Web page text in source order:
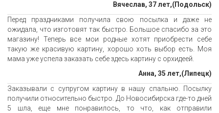
Вячеслав, 37 лет,(Подольск)
Перед праздниками получила свою посылка и даже не
ожидала, что изготовят так быстро. Большое спасибо за это
магазину! Теперь все мои родные хотят приобрести себе
такую же красивую картину, хорошо хоть выбор есть. Моя
мама уже успела заказать себе здесь картину с орхидеей.
Анна, 35 лет,(Липецк)
Заказывали с супругом картину в нашу спальню. Посылку
получили относительно быстро. До Новосибирска где-то дней
5 шла, еще мне понравилось, то что, как отправили